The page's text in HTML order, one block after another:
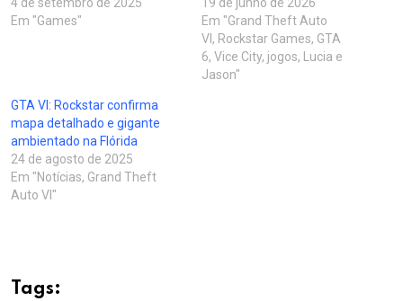
Em "Games"
Em "Grand Theft Auto
VI, Rockstar Games, GTA
6, Vice City, jogos, Lucia e
Jason"
GTA VI: Rockstar confirma
mapa detalhado e gigante
ambientado na Flórida
24 de agosto de 2025
Em "Notícias, Grand Theft
Auto VI"
Tags: